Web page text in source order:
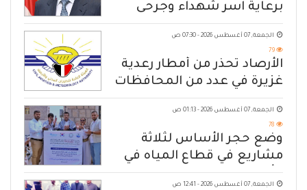
برعاية اسر شهداء وجرحى
الهجوم الإرهابي الحوثي والرد
الحازم على مصدر التهديد
الجمعة, 07 أغسطس 2026 - 07:30 ص
79
الأرصاد تحذّر من أمطار رعدية
غزيرة في عدد من المحافظات
الجمعة, 07 أغسطس 2026 - 01:13 ص
78
وضع حجر الأساس لثلاثة
مشاريع في قطاع المياه في
مأرب
الجمعة, 07 أغسطس 2026 - 12:41 ص